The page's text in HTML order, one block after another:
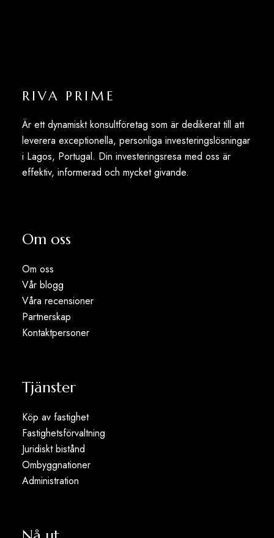
RIVA PRIME
Är ett dynamiskt konsultföretag som är dedikerat till att
leverera exceptionella, personliga investeringslösningar
i Lagos, Portugal. Din investeringsresa med oss är
effektiv, informerad och mycket givande.
Om oss
Om oss
Vår blogg
Våra recensioner
Partnerskap
Kontaktpersoner
Tjänster
Köp av fastighet
Fastighetsförvaltning
Juridiskt bistånd
Ombyggnationer
Administration